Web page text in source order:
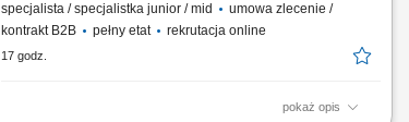
specjalista / specjalistka junior / mid
umowa zlecenie /
kontrakt B2B
pełny etat rekrutacja online
17 godz.
pokaż opis